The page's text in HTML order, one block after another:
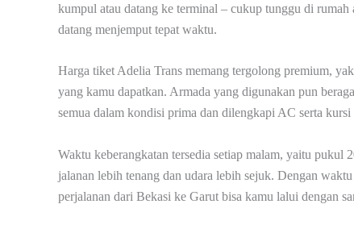
kumpul atau datang ke terminal – cukup tunggu di
datang menjemput tepat waktu.
Harga tiket Adelia Trans memang tergolong premium,
yang kamu dapatkan. Armada yang digunakan pun
semua dalam kondisi prima dan dilengkapi AC serta
Waktu keberangkatan tersedia setiap malam, yaitu pukul
jalanan lebih tenang dan udara lebih sejuk. Dengan
perjalanan dari Bekasi ke Garut bisa kamu lalui dengan